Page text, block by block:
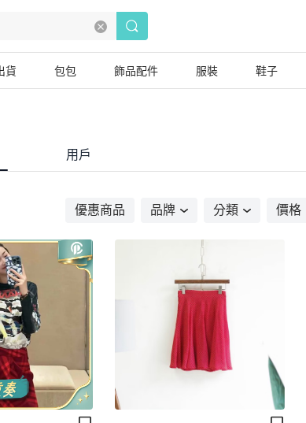
貨 包包 飾品配件 服裝 鞋子
用戶
優惠商品 品牌 分類 價格